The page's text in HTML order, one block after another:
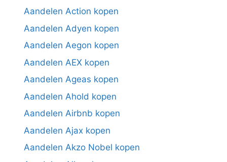
Aandelen Action kopen
Aandelen Adyen kopen
Aandelen Aegon kopen
Aandelen AEX kopen
Aandelen Ageas kopen
Aandelen Ahold kopen
Aandelen Airbnb kopen
Aandelen Ajax kopen
Aandelen Akzo Nobel kopen